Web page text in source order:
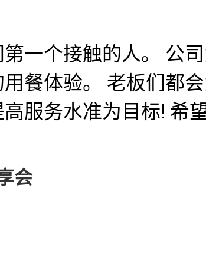
一个接触的人。 公
餐体验。 老板们都
服务水准为目标! 希
会